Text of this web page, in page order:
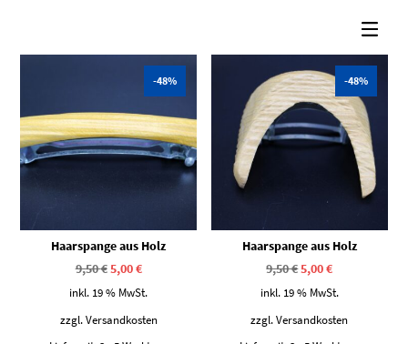
-48%
Haarspange aus Holz
9,50€Ursprünglicher
Preis
war:
5,00€Aktueller
ist:
inkl. 19 % MwSt.
zzgl. Versandkosten
-48%
Haarspange aus Holz
9,50€Ursprünglicher
Preis
war:
5,00€Aktueller
ist:
inkl. 19 % MwSt.
zzgl.Versandkosten